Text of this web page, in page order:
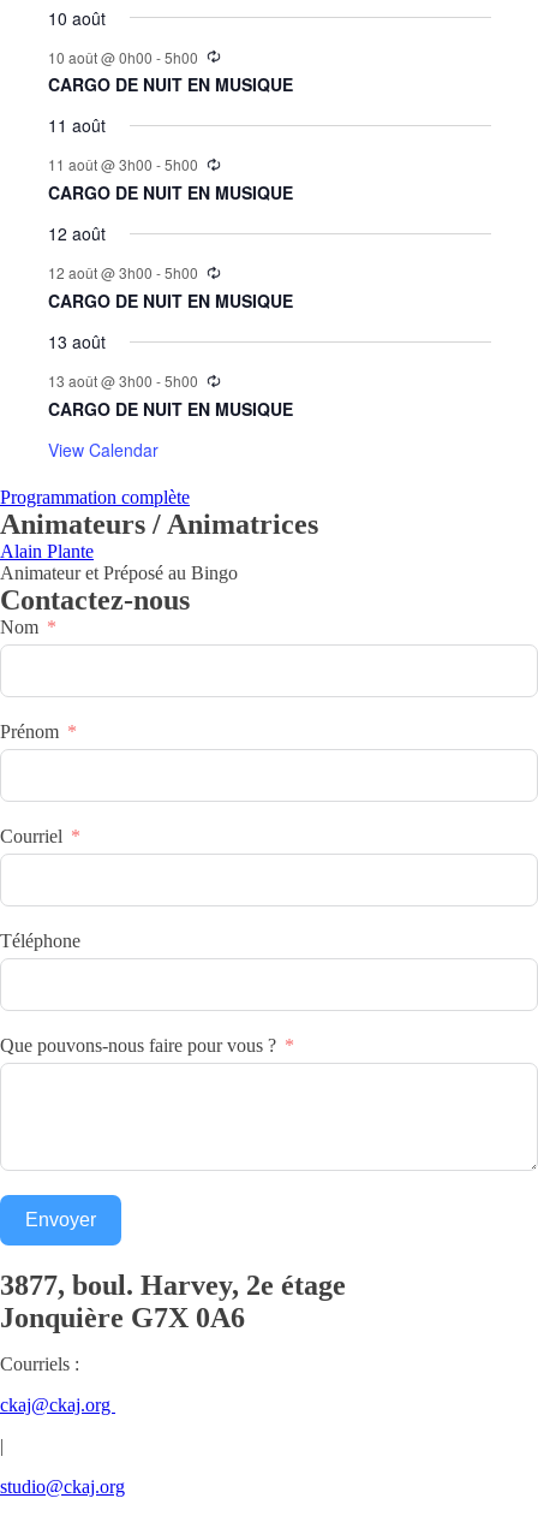
10 août
10 août @ 0h00 -5h00
CARGO DE NUIT EN MUSIQUE
11 août
11 août @ 3h00 -5h00
CARGO DE NUIT EN MUSIQUE
12 août
12 août @ 3h00 -5h00
CARGO DE NUIT EN MUSIQUE
13 août
13 août @ 3h00 -5h00
CARGO DE NUIT EN MUSIQUE
View Calendar
Programmation complète
Animateurs / Animatrices
Alain Plante
Animateur et Préposé au Bingo
Contactez-nous
Nom
Prénom
Courriel
Téléphone
Que pouvons-nous faire pour vous ?
Envoyer
3877, boul. Harvey, 2e étage
Jonquière G7X 0A6
Courriels :
ckaj@ckaj.org
|
studio@ckaj.org